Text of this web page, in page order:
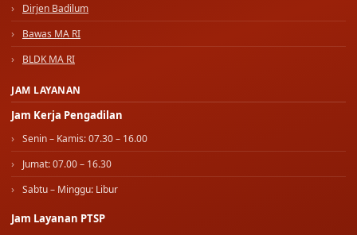
Dirjen Badilum
Bawas MA RI
BLDK MA RI
JAM LAYANAN
Jam Kerja Pengadilan
Senin – Kamis: 07.30 – 16.00
Jumat: 07.00 – 16.30
Sabtu – Minggu: Libur
Jam Layanan PTSP